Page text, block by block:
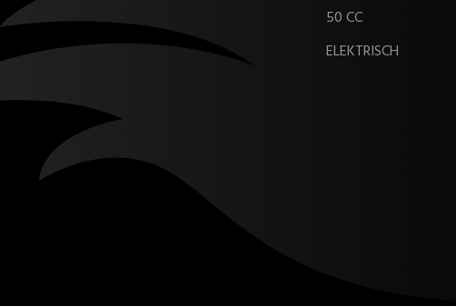
50 CC
ELEKTRISCH